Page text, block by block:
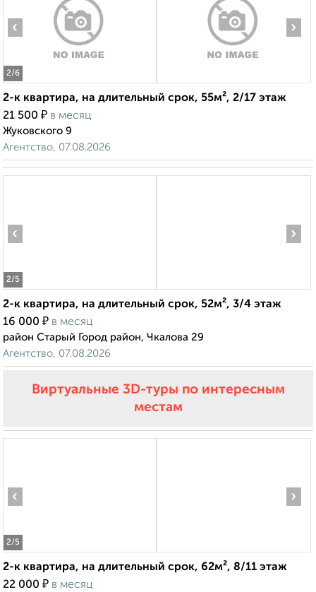
2/6
‹ ›
2-к квартира, на длительный срок, 55м², 2/17 этаж
21 500 ₽ в месяц
Жуковского 9
Агентство, 07.08.2026
2/5
‹ ›
2-к квартира, на длительный срок, 52м², 3/4 этаж
16 000 ₽ в месяц
район Старый Город район, Чкалова 29
Агентство, 07.08.2026
Виртуальные 3D-туры по интересным
местам
2/5
‹ ›
2-к квартира, на длительный срок, 62м², 8/11 этаж
22 000 ₽ в месяц